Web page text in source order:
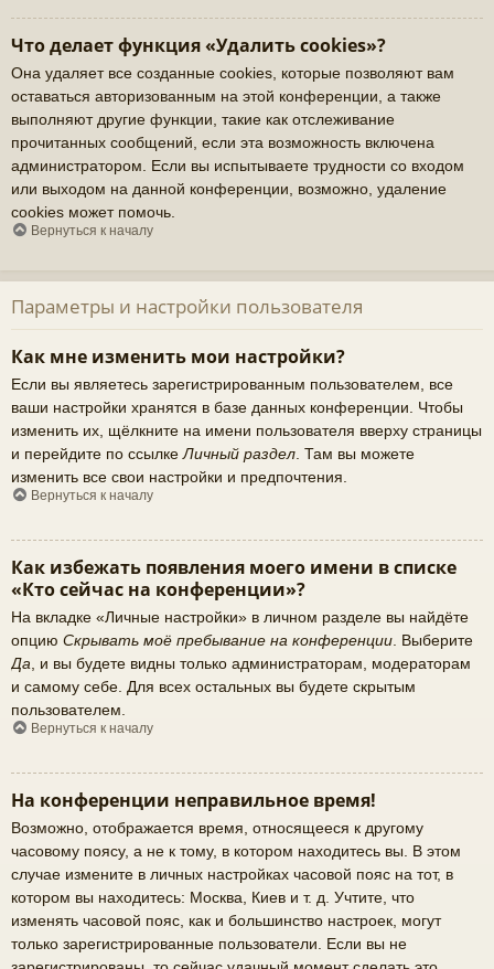
Что делает функция «Удалить cookies»?
Она удаляет все созданные cookies, которые позволяют вам
оставаться авторизованным на этой конференции, а также
выполняют другие функции, такие как отслеживание
прочитанных сообщений, если эта возможность включена
администратором. Если вы испытываете трудности со входом
или выходом на данной конференции, возможно, удаление
cookies может помочь.
Вернуться к началу
Параметры и настройки пользователя
Как мне изменить мои настройки?
Если вы являетесь зарегистрированным пользователем, все
ваши настройки хранятся в базе данных конференции. Чтобы
изменить их, щёлкните на имени пользователя вверху страницы
и перейдите по ссылкеЛичный раздел. Там вы можете
изменить все свои настройки и предпочтения.
Вернуться к началу
Как избежать появления моего имени в списке
«Кто сейчас на конференции»?
На вкладке «Личные настройки» в личном разделе вы найдёте
опцию Скрывать моё пребывание на конференции. Выберите
Да, и вы будете видны только администраторам, модераторам
и самому себе. Для всех остальных вы будете скрытым
пользователем.
Вернуться к началу
На конференции неправильное время!
Возможно, отображается время, относящееся к другому
часовому поясу, а не к тому, в котором находитесь вы. В этом
случае измените в личных настройках часовой пояс на тот, в
котором вы находитесь: Москва, Киев и т. д. Учтите, что
изменять часовой пояс, как и большинство настроек, могут
только зарегистрированные пользователи. Если вы не